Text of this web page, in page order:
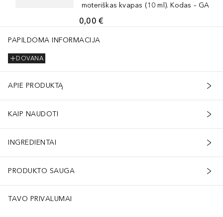
moteriškas kvapas (10 ml). Kodas – GA
0,00 €
PAPILDOMA INFORMACIJA
DOVANA
APIE PRODUKTĄ
KAIP NAUDOTI
INGREDIENTAI
PRODUKTO SAUGA
TAVO PRIVALUMAI